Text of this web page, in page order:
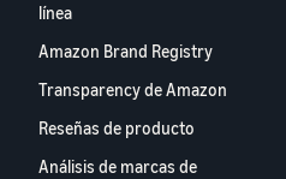
línea
Amazon Brand Registry
Transparency de Amazon
Reseñas de producto
Análisis de marcas de